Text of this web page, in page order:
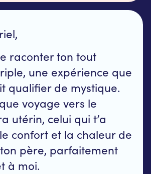
raconter ton tout
une expérience que
qualifier de mystique.
voyage vers le
utérin, celui qui t’a
confort et la chaleur de
père, parfaitement
à moi.